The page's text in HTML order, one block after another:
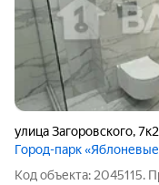
улица Загоровского,7к2
Город-парк
Код объекта: 2045115.